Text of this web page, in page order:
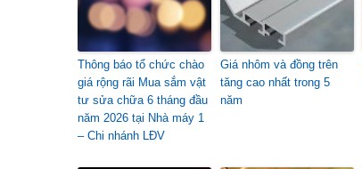
Thông báo tổ chức chào
giá rộng rãi Mua sắm vật
tư sửa chữa 6 tháng đầu
năm 2026 tại Nhà máy 1
– Chi nhánh LĐV
Giá nhôm và đồng trên
tăng cao nhất trong 5
năm